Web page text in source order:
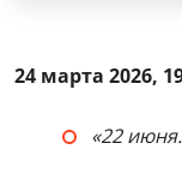
24 марта 2026,
«22